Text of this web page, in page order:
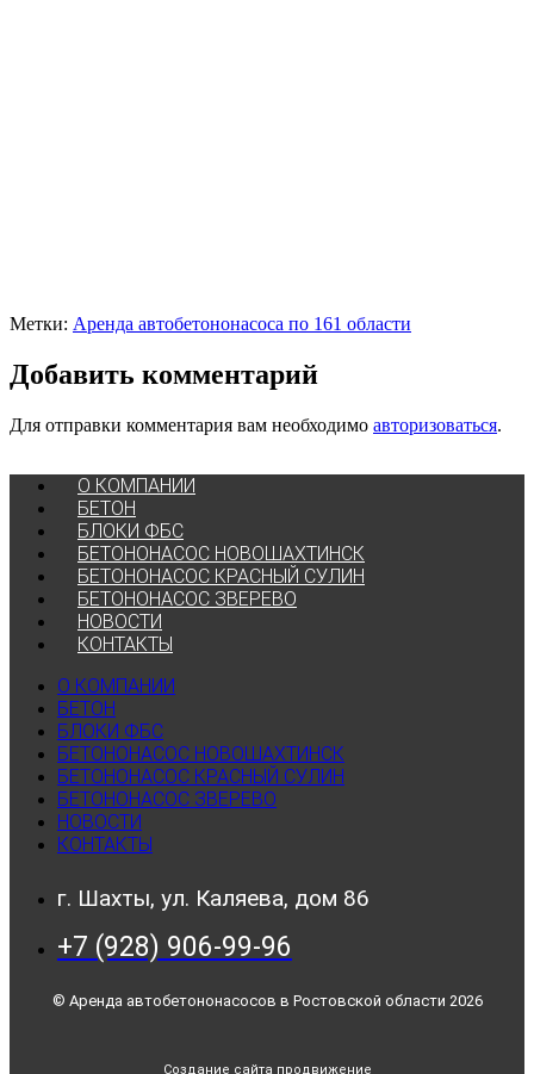
Метки: Аренда автобетононасоса по 161 области
Добавить комментарий
Для отправки комментария вам необходимо авторизоваться.
О КОМПАНИИ
БЕТОН
БЛОКИ ФБС
БЕТОНОНАСОС НОВОШАХТИНСК
БЕТОНОНАСОС КРАСНЫЙ СУЛИН
БЕТОНОНАСОС ЗВЕРЕВО
НОВОСТИ
КОНТАКТЫ
О КОМПАНИИ
БЕТОН
БЛОКИ ФБС
БЕТОНОНАСОС НОВОШАХТИНСК
БЕТОНОНАСОС КРАСНЫЙ СУЛИН
БЕТОНОНАСОС ЗВЕРЕВО
НОВОСТИ
КОНТАКТЫ
г. Шахты, ул. Каляева, дом 86
+7 (928) 906-99-96
© Аренда автобетононасосов в Ростовской области 2026
Создание сайта продвижение